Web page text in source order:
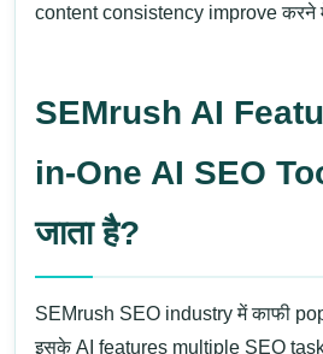
content consistency improve करने
SEMrush AI
in-One AI SEO
जाता है?
SEMrush SEO industry में काफी
इसके AI features multiple SEO